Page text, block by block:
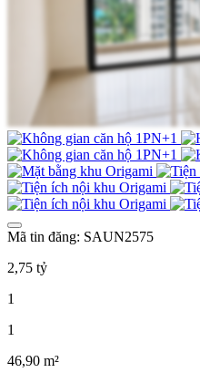
Mã tin đăng: SAUN2575
2,75 tỷ
1
1
46,90 m²